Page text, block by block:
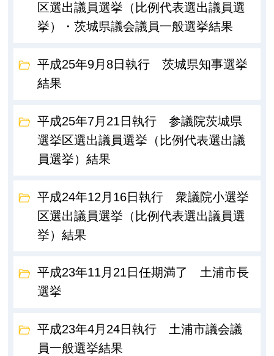
区選出議員選挙（比例代表選出議員選
挙）・茨城県議会議員一般選挙結果
平成25年9月8日執行 茨城県知事選挙
結果
平成25年7月21日執行 参議院茨城県
選挙区選出議員選挙（比例代表選出議
員選挙）結果
平成24年12月16日執行 衆議院小選挙
区選出議員選挙（比例代表選出議員選
挙）結果
平成23年11月21日任期満了 土浦市長
選挙
平成23年4月24日執行 土浦市議会議
員一般選挙結果